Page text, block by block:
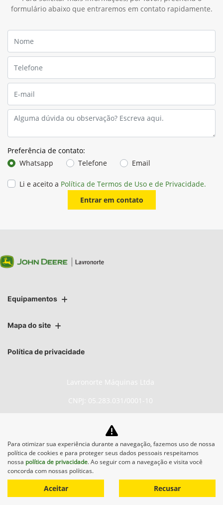
formulário abaixo que entraremos em contato rapidamente.
Preferência de contato:
Whatsapp
Telefone Email
Li e aceito a Política de Termos de Uso e de Privacidade.
Entrar em contato
Equipamentos
Mapa do site
Política de privacidade
Lavronorte Máquinas Ltda
CNPJ: 05.283.031/0001-10
No trânsito, enxergar o outro
salva vidas.
Desenvolvido pela DEALERSPACE ® Direitos Reservados.
Para otimizar sua experiência durante a navegação, fazemos uso de nossa
política de cookies e para proteger seus dados pessoais respeitamos
nossa política de privacidade. Ao seguir com a navegação e visita você
concorda com nossas políticas.
Aceitar Recusar